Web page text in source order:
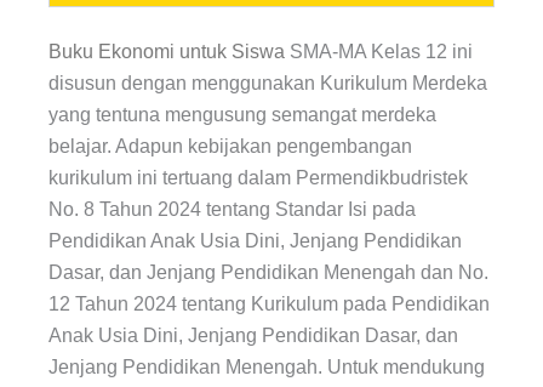
Buku Ekonomi untuk Siswa SMA-MA Kelas 12 ini
disusun dengan menggunakan Kurikulum Merdeka
yang tentuna mengusung semangat merdeka
belajar. Adapun kebijakan pengembangan
kurikulum ini tertuang dalam Permendikbudristek
No. 8 Tahun 2024 tentang Standar Isi pada
Pendidikan Anak Usia Dini, Jenjang Pendidikan
Dasar, dan Jenjang Pendidikan Menengah dan No.
12 Tahun 2024 tentang Kurikulum pada Pendidikan
Anak Usia Dini, Jenjang Pendidikan Dasar, dan
Jenjang Pendidikan Menengah. Untuk mendukung